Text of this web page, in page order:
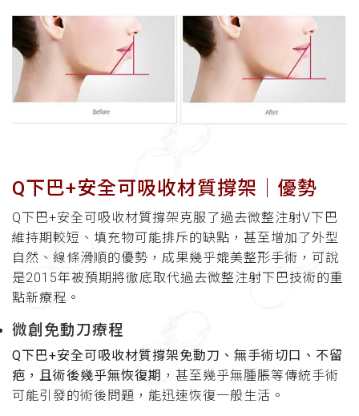
Q下巴+安全可吸收材質撐架│優勢
Q下巴+安全可吸收材質撐架克服了過去微整注射V下巴
維持期較短、填充物可能排斥的缺點，甚至增加了外型
自然、線條滑順的優勢，成果幾乎媲美整形手術，可說
是2015年被預期將徹底取代過去微整注射下巴技術的重
點新療程。
微創免動刀療程
Q下巴+安全可吸收材質撐架免動刀、無手術切口、不留
疤，且術後幾乎無恢復期 ，甚至幾乎無腫脹等傳統手術
可能引發的術後問題，能迅速恢復一般生活。